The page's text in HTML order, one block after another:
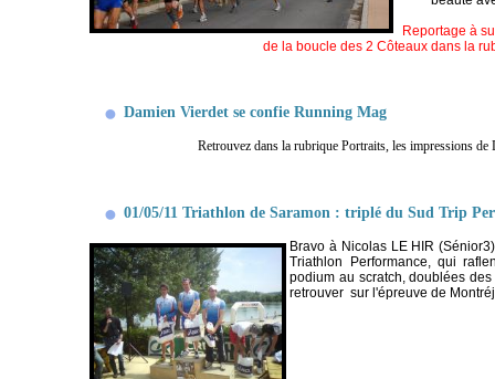
Reportage à
de la boucle des 2 Côteaux dans la
Damien Vierdet se confie Running Mag
Retrouvez dans la rubrique Portraits, les impressions
01/05/11 Triathlon de Saramon : triplé du Sud Trip
Bravo à Nicolas LE HIR
Triathlon Performance, qui
podium au scratch, doublées
retrouver sur l'épreuve de